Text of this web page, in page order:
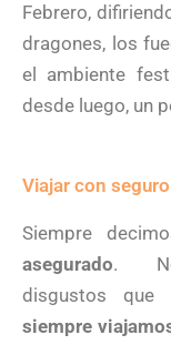
Febrero,
dragones, los
el ambiente
desde luego, un
Viajar con
Siempre
asegurado.
disgustos que
siempre